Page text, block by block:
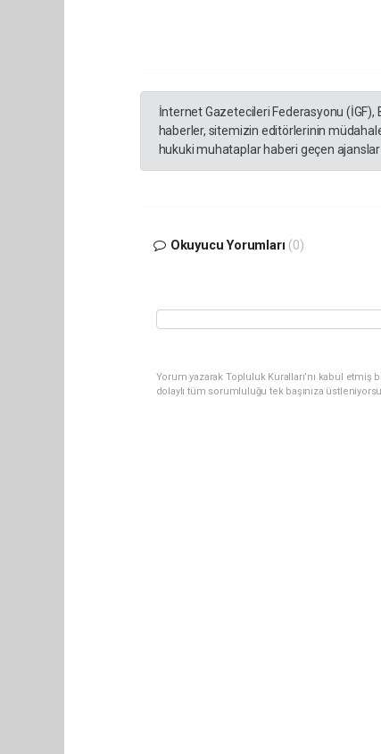
İnternet Gazetecileri Federasyonu
haberler, sitemizin editörlerinin
hukuki muhataplar haberi geçen
Okuyucu Yorumları (0)
Yorum yazarak Topluluk Kuralları’nı kabul
dolaylı tüm sorumluluğu tek başınıza